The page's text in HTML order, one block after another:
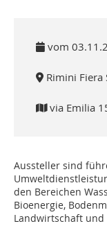
vom
Rimini Fiera
via Emilia
Aussteller sind
den Bereichen
Bioenergie,
Landwirtschaft